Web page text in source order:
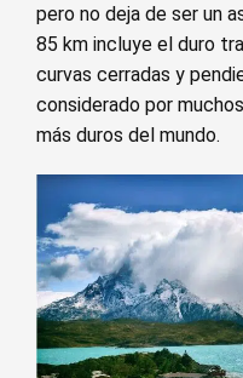
pero no deja de ser un
85 km incluye el duro
curvas cerradas y
considerado por
más duros del mundo.